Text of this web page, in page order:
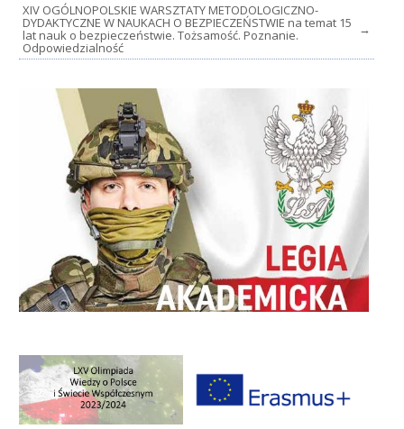
XIV OGÓLNOPOLSKIE WARSZTATY METODOLOGICZNO-
DYDAKTYCZNE W NAUKACH O BEZPIECZEŃSTWIE na temat 15
lat nauk o bezpieczeństwie. Tożsamość. Poznanie.
Odpowiedzialność
→